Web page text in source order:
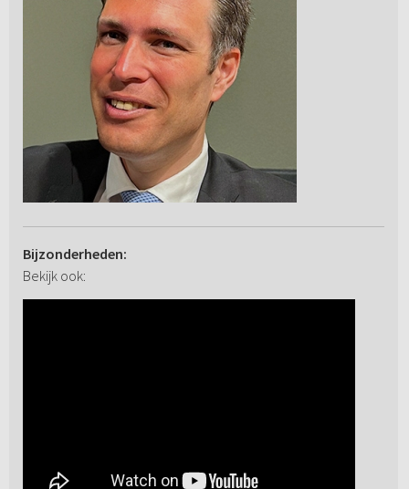
Bijzonderheden:
Bekijk ook: